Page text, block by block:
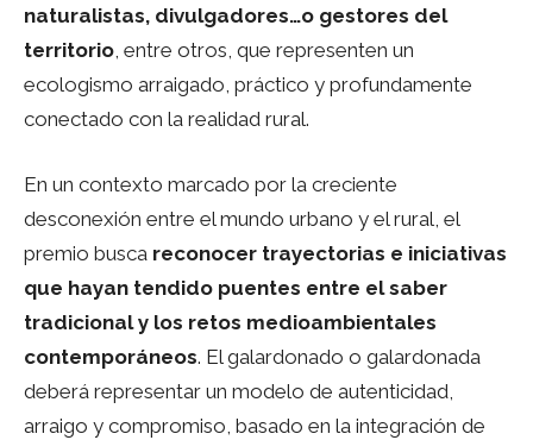
naturalistas, divulgadores…o gestores del
territorio, entre otros, que representen un
ecologismo arraigado, práctico y profundamente
conectado con la realidad rural.
En un contexto marcado por la creciente
desconexión entre el mundo urbano y el rural, el
premio busca reconocer trayectorias e iniciativas
que hayan tendido puentes entre el saber
tradicional y los retos medioambientales
contemporáneos. El galardonado o galardonada
deberá representar un modelo de autenticidad,
arraigo y compromiso, basado en la integración de